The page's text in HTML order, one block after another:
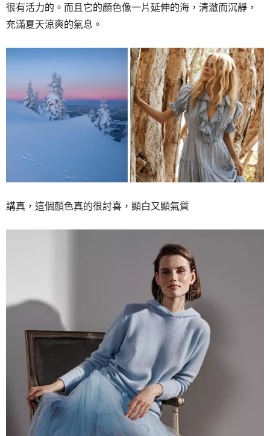
很有活力的。而且它的顏色像一片延伸的海，清澈而沉靜，
充滿夏天涼爽的氣息。
講真，這個顏色真的很討喜，顯白又顯氣質